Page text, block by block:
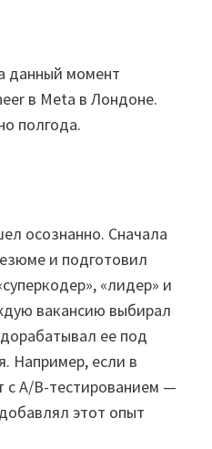
данный момент
в Meta в Лондоне.
полгода.
осознанно. Сначала
и подготовил
«лидер» и
вакансию выбирал
ее под
Например, если в
с A/B-тестированием —
этот опыт